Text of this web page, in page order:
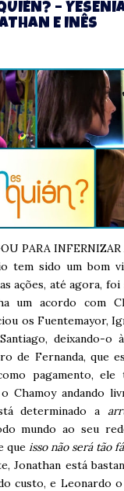
–
E INÊS
PARA
tem sido um bom
ações, até agora,
um acordo com
os Fuentemayor,
Santiago, deixando-o
de Fernanda, que
pagamento, ele
Chamoy andando
determinado a
mundo ao seu
que isso não será tão
Jonathan está
custo, e Leonardo o